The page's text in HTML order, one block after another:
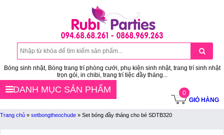
Bóng sinh nhật, Bóng trang trí phòng cưới, phụ kiện sinh nhật, trang trí sinh nhật
trọn gói, in chibi, trang trí tiệc đầy tháng...
0
GIỎ HÀNG
DANH MỤC SẢN PHẨM
Trang chủ » setbongtheochude » Set bóng đầy tháng cho bé SDTB320